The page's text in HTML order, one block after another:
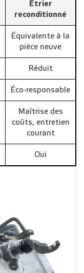
Étrier
reconditionné
Équivalente à la
pièce neuve
Réduit
Éco-responsable
Maîtrise des
coûts, entretien
courant
Oui